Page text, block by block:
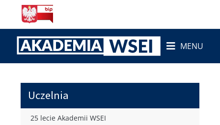
MENU
Uczelnia
25 lecie Akademii WSEI